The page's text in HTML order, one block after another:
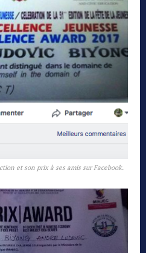
et son prix à ses amis sur Facebook.